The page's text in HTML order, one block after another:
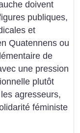
doivent
publiques,
et
Quatennens ou
de
une pression
plutôt
agresseurs,
féministe